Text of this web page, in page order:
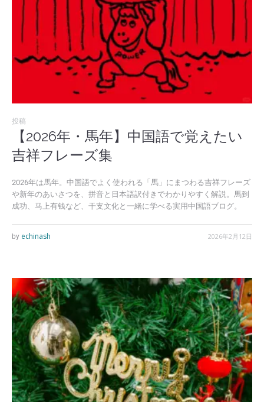
投稿
【2026年・馬年】中国語で覚えたい
吉祥フレーズ集
2026年は馬年。中国語でよく使われる「馬」にまつわる吉祥フレーズ
や新年のあいさつを、拼音と日本語訳付きでわかりやすく解説。馬到
成功、马上有钱など、干支文化と一緒に学べる実用中国語ブログ。
2026年2月12日
by echinash